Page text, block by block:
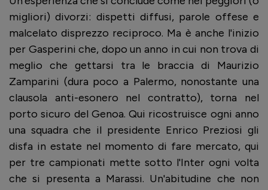
migliori) divorzi: dispetti diffusi, parole offese e
malcelato disprezzo reciproco. Ma è anche l'inizio
per Gasperini che, dopo un anno in cui non trova di
meglio che gettarsi tra le braccia di Maurizio
Zamparini (dura poco a Palermo, nonostante una
clausola anti-esonero nel contratto), torna nel
porto sicuro del Genoa. Qui ricostruisce ogni anno
una squadra che il presidente Enrico Preziosi gli
disfa in estate nel momento di fare mercato, qui
per tre campionati mette sotto l'Inter ogni volta
che si presenta a Marassi. Un'abitudine che non